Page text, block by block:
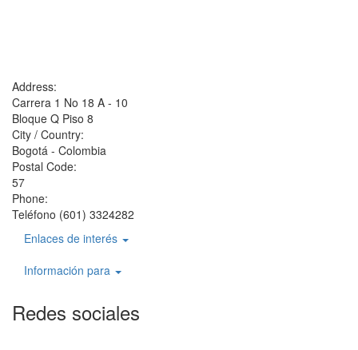
Address:
Carrera 1 No 18 A - 10
Bloque Q Piso 8
City / Country:
Bogotá - Colombia
Postal Code:
57
Phone:
Teléfono (601) 3324282
Enlaces de interés
Información para
Redes sociales